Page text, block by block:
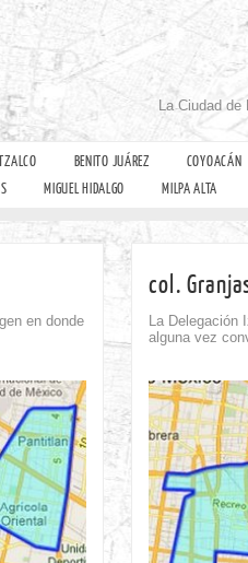
La Ciudad
BENITO JUÁREZ
COYOACÁN
MIGUEL HIDALGO MILPA ALTA
en donde
col.
La
alguna vez